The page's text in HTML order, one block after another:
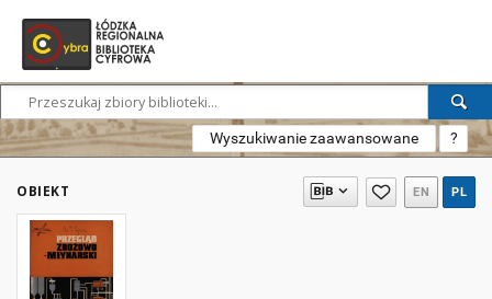
Wyszukiwanie zaawansowane ?
OBIEKT EN PL